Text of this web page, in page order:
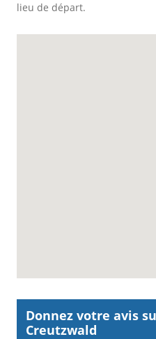
lieu de départ.
Donnez votre avis
Creutzwald